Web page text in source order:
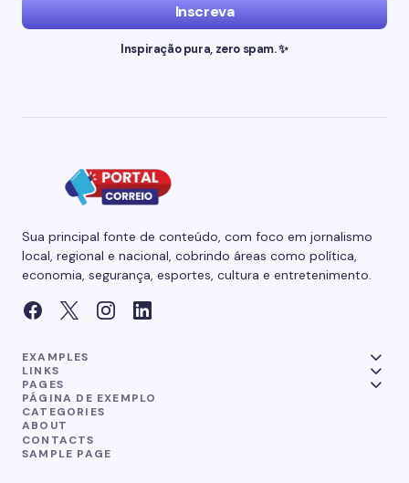
Inscreva
Inspiração pura, zero spam. ✨
Sua principal fonte de conteúdo, com foco em jornalismo
local, regional e nacional, cobrindo áreas como política,
economia, segurança, esportes, cultura e entretenimento.
EXAMPLES
LINKS
PAGES
PÁGINA DE EXEMPLO
CATEGORIES
ABOUT
CONTACTS
SAMPLE PAGE